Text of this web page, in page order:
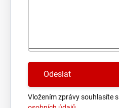
Vložením zprávy souhlasíte s